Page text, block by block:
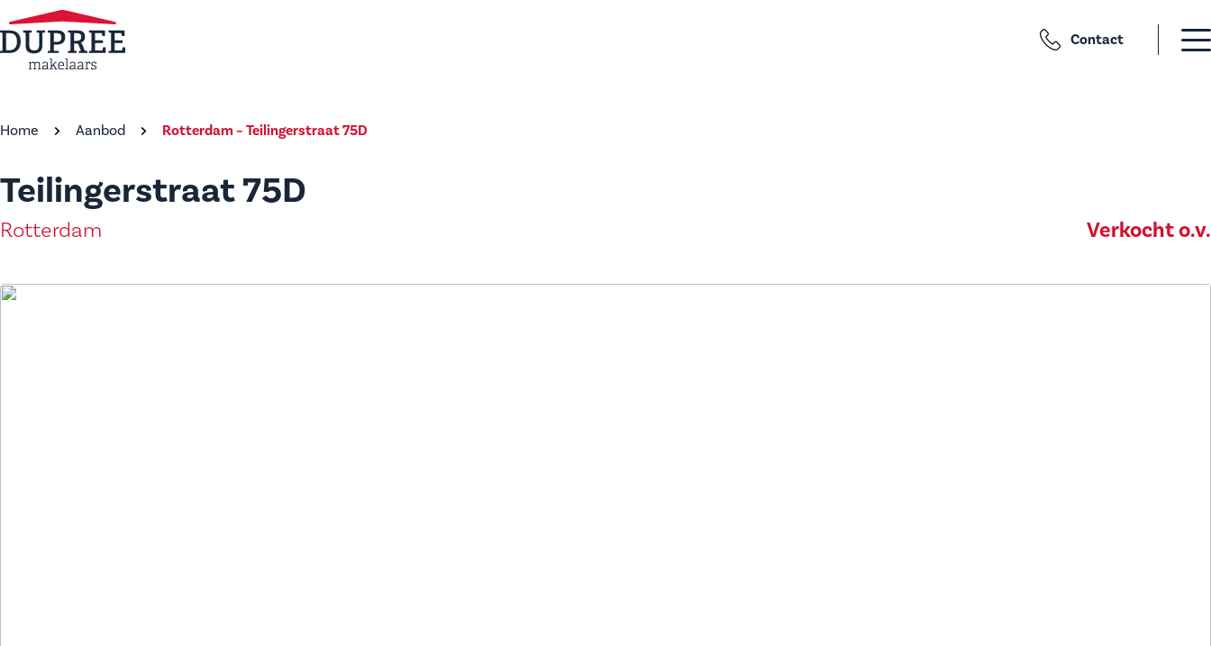
Contact
Home Aanbod Rotterdam – Teilingerstraat 75D
Teilingerstraat 75D
Rotterdam Verkocht o.v.